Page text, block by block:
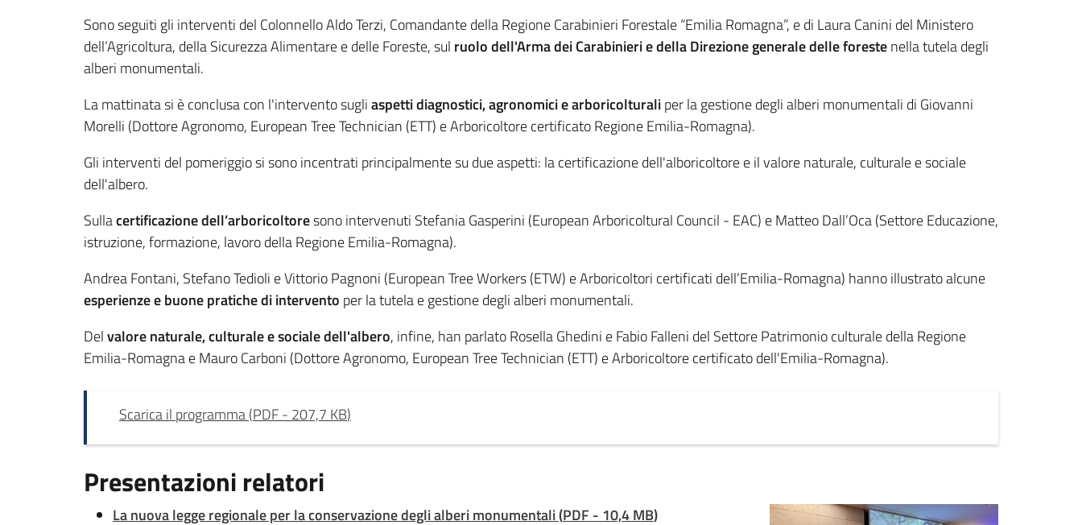
Sono seguiti gli interventi del Colonnello Aldo Terzi, Comandante della Regione Carabinieri Forestale “Emilia Romagna”, e di Laura Canini del Ministero
dell’Agricoltura, della Sicurezza Alimentare e delle Foreste, sul ruolo dell'Arma dei Carabinieri e della Direzione generale delle forestenella tutela degli
alberi monumentali.
La mattinata si è conclusa con l'intervento sugliaspetti diagnostici, agronomici e arboricolturaliper la gestione degli alberi monumentali di Giovanni
Morelli (Dottore Agronomo, European Tree Technician (ETT) e Arboricoltore certificato Regione Emilia-Romagna).
Gli interventi del pomeriggio si sono incentrati principalmente su due aspetti: la certificazione dell'alboricoltore e il valore naturale, culturale e sociale
dell'albero.
Sullacertificazione dell’arboricoltoresono intervenuti Stefania Gasperini (European Arboricoltural Council - EAC) e Matteo Dall’Oca (Settore Educazione,
istruzione, formazione, lavoro della Regione Emilia-Romagna).
Andrea Fontani, Stefano Tedioli e Vittorio Pagnoni (European Tree Workers (ETW) e Arboricoltori certificati dell’Emilia-Romagna) hanno illustrato alcune
esperienze e buone pratiche di intervento per la tutela e gestione degli alberi monumentali.
Delvalore naturale, culturale e sociale dell'albero, infine, han parlato Rosella Ghedini e Fabio Falleni del Settore Patrimonio culturale della Regione
Emilia-Romagna e Mauro Carboni (Dottore Agronomo, European Tree Technician (ETT) e Arboricoltore certificato dell'Emilia-Romagna).
Scarica il programma(PDF- 207,7 KB)
Presentazioni relatori
La nuova legge regionale per la conservazione degli alberi monumentali(PDF - 10,4 MB)